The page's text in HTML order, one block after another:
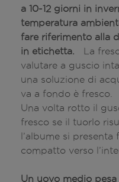
a 10-12 giorni in
temperatura
fare riferimento alla
in etichetta.
La
valutare a guscio
una soluzione di
va a fondo è fresco.
Una volta rotto il
fresco se il tuorlo
l’albume si presenta
compatto verso
Un uovo medio